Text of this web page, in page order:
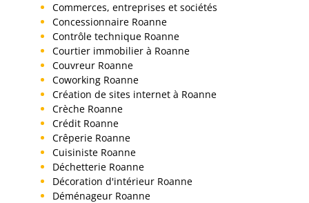
Commerces, entreprises et sociétés
Concessionnaire Roanne
Contrôle technique Roanne
Courtier immobilier à Roanne
Couvreur Roanne
Coworking Roanne
Création de sites internet à Roanne
Crèche Roanne
Crédit Roanne
Crêperie Roanne
Cuisiniste Roanne
Déchetterie Roanne
Décoration d'intérieur Roanne
Déménageur Roanne